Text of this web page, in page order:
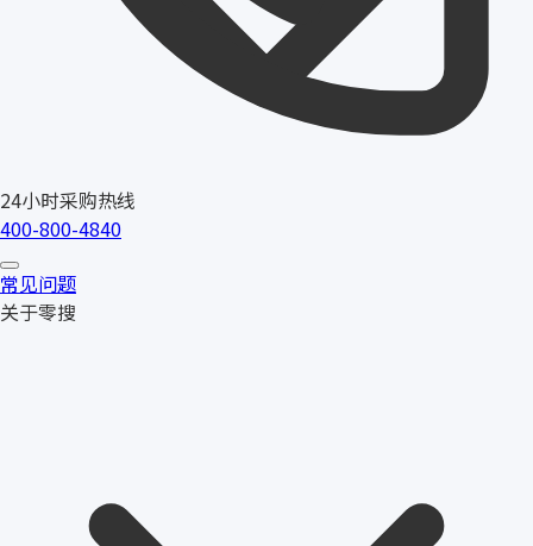
24小时采购热线
400-800-4840
常见问题
关于零搜